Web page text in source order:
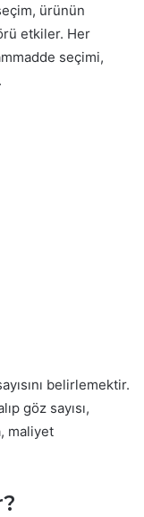
ürünün
etkiler. Her
seçimi,
belirlemektir.
göz sayısı,
maliyet